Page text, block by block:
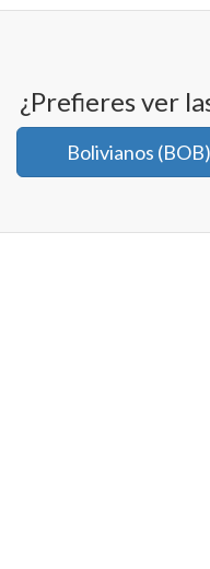
¿Prefieres ver
Bolivianos